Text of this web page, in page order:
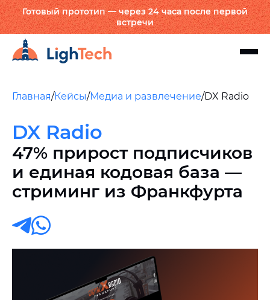
Готовый прототип — через 24 часа после первой
встречи
Главная/Кейсы/Медиа и развлечение/DX Radio
DX Radio
47% прирост подписчиков
и единая кодовая база —
стриминг из Франкфурта